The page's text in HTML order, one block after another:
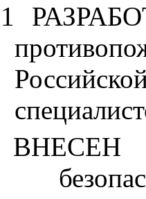
1
ВНЕСЕН